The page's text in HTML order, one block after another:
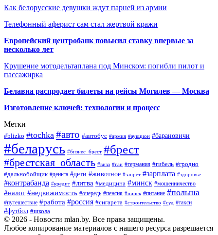
Как белорусские девушки ждут парней из армии
Телефонный аферист сам стал жертвой кражи
Европейский центробанк повысил ставку впервые за
несколько лет
Крушение мотодельтаплана под Минском: погибли пилот и
пассажирка
Белавиа распродает билеты на рейсы Могилев — Москва
Изготовление ключей: технологии и процесс
Метки
#blizko #tochka #авто #автобус #армия #аукцион #барановичи
#беларусь #бизнес_брест #брест
#брестская_область #виза #гаи #германия #гибель #гродно
#дальнобойщик #деньга #дети #животное #запрет #зарплата #здоровье
#контрабанда #кредит #литва #медицина #минск #мошенничество
#налог #недвижимость #очередь #пенсия #пинск #питание #польша
#путешествие #работа #россия #сигарета #строительство #суд #такси
#футбол #школа
© 2026 - Новости mlan.by. Все права защищены.
Любое копирование материалов с нашего ресурса разрешается